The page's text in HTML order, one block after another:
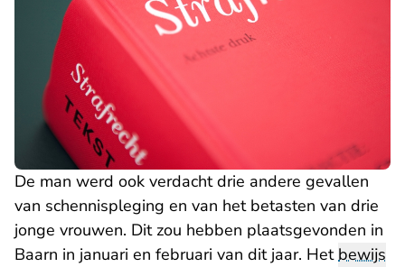
De man werd ook verdacht drie andere gevallen
van schennispleging en van het betasten van drie
jonge vrouwen. Dit zou hebben plaatsgevonden in
Baarn in januari en februari van dit jaar. Hetbewijs